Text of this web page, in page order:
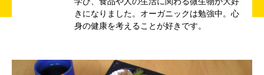
きになりました。オーガニックは勉強中。心
身の健康を考えることが好きです。